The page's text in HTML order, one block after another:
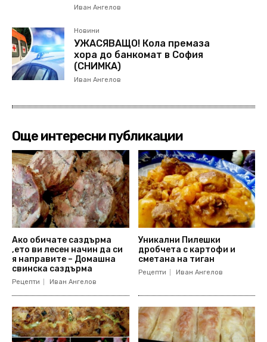
Иван Ангелов
Новини
УЖАСЯВАЩО! Кола премаза
хора до банкомат в София
(СНИМКА)
Иван Ангелов
Още интересни публикации
Ако обичате саздърма
,ето ви лесен начин да си
я направите – Домашна
свинска саздърма
Рецепти Иван Ангелов
Уникални Пилешки
дробчета с картофи и
сметана на тиган
Рецепти Иван Ангелов